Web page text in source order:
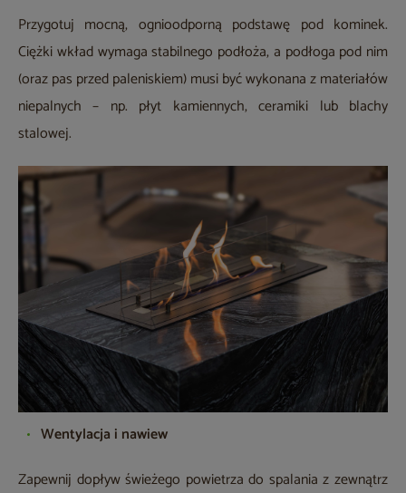
Przygotuj mocną, ognioodporną podstawę pod kominek.
Ciężki wkład wymaga stabilnego podłoża, a podłoga pod nim
(oraz pas przed paleniskiem) musi być wykonana z materiałów
niepalnych – np. płyt kamiennych, ceramiki lub blachy
stalowej.
Wentylacja i nawiew
Zapewnij dopływ świeżego powietrza do spalania z zewnątrz